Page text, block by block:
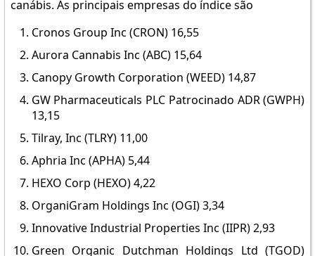
canábis. As principais empresas do índice são
Cronos Group Inc (CRON) 16,55
Aurora Cannabis Inc (ABC) 15,64
Canopy Growth Corporation (WEED) 14,87
GW Pharmaceuticals PLC Patrocinado ADR (GWPH)
13,15
Tilray, Inc (TLRY) 11,00
Aphria Inc (APHA) 5,44
HEXO Corp (HEXO) 4,22
OrganiGram Holdings Inc (OGI) 3,34
Innovative Industrial Properties Inc (IIPR) 2,93
Green Organic Dutchman Holdings Ltd (TGOD)